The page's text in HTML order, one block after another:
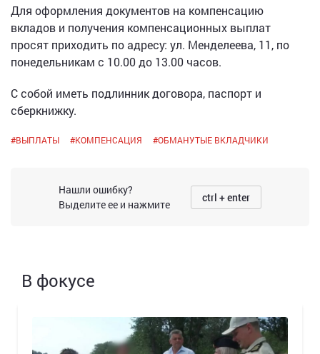
Для оформления документов на компенсацию
вкладов и получения компенсационных выплат
просят приходить по адресу: ул. Менделеева, 11, по
понедельникам с 10.00 до 13.00 часов.
С собой иметь подлинник договора, паспорт и
сберкнижку.
#ВЫПЛАТЫ #КОМПЕНСАЦИЯ #ОБМАНУТЫЕ ВКЛАДЧИКИ
Нашли ошибку?
Выделите ее и нажмите
ctrl + enter
В фокусе